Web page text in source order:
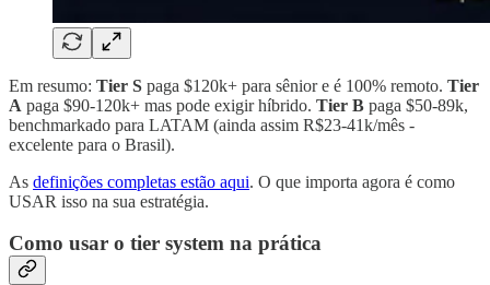
Em resumo: Tier S paga $120k+ para sênior e é 100% remoto. Tier
A paga $90-120k+ mas pode exigir híbrido. Tier B paga $50-89k,
benchmarkado para LATAM (ainda assim R$23-41k/mês -
excelente para o Brasil).
As definições completas estão aqui. O que importa agora é como
USAR isso na sua estratégia.
Como usar o tier system na prática